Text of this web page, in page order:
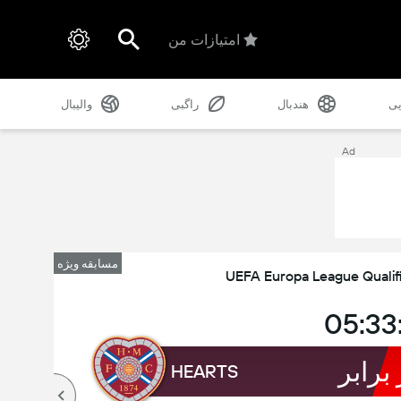
امتیازات من
هندبال راگبی والیبال
Ad
مسابقه ویژه
UEFA Europa League
HEARTS